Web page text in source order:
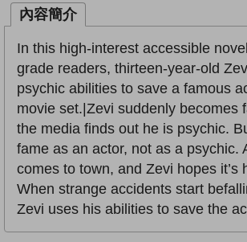
內容簡介
In this high-interest accessible
grade readers, thirteen-year-old
psychic abilities to save a famous
movie set.|Zevi suddenly becomes
the media finds out he is psychic.
fame as an actor, not as a psychic.
comes to town, and Zevi hopes it’s
When strange accidents start
Zevi uses his abilities to save the